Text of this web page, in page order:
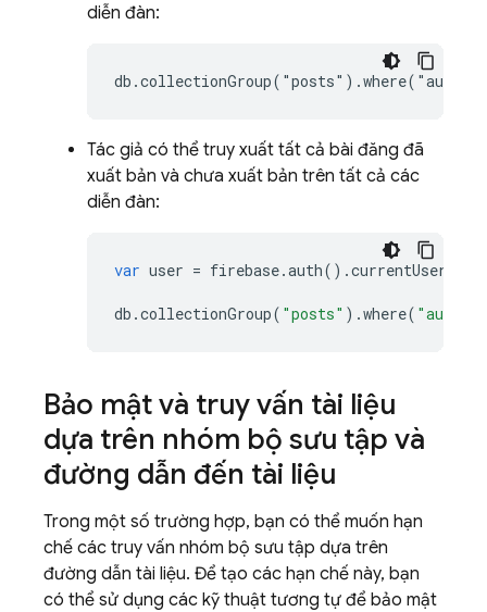
diễn đàn:
Tác giả có thể truy xuất tất cả bài đăng đã
xuất bản và chưa xuất bản trên tất cả các
diễn đàn:
var user = firebase.auth() .currentUser
db .collectionGroup( "posts" ) .where( "author"
Bảo mật và truy vấn tài liệu
dựa trên nhóm bộ sưu tập và
đường dẫn đến tài liệu
Trong một số trường hợp, bạn có thể muốn hạn
chế các truy vấn nhóm bộ sưu tập dựa trên
đường dẫn tài liệu. Để tạo các hạn chế này, bạn
có thể sử dụng các kỹ thuật tương tự để bảo mật